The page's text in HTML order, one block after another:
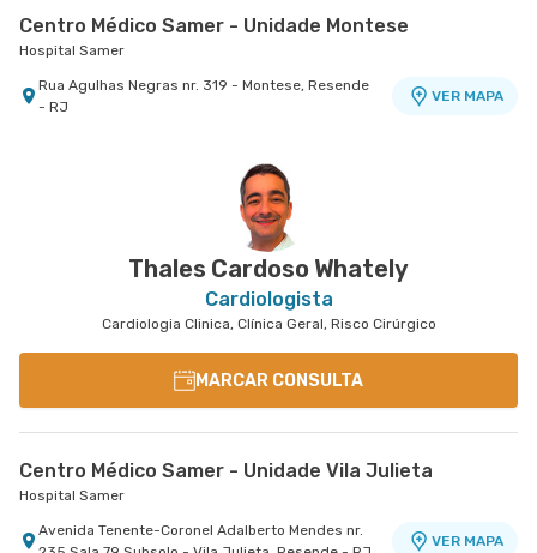
Centro Médico Samer - Unidade Montese
Hospital Samer
Rua Agulhas Negras nr. 319 - Montese, Resende
- RJ
VER MAPA
Thales Cardoso Whately
Cardiologista
Cardiologia Clinica, Clínica Geral, Risco Cirúrgico
MARCAR CONSULTA
Centro Médico Samer - Unidade Vila Julieta
Hospital Samer
Avenida Tenente-Coronel Adalberto Mendes nr.
VER MAPA